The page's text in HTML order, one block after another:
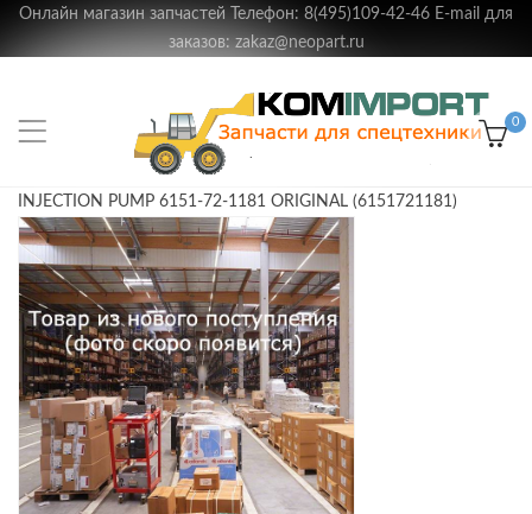
Онлайн магазин запчастей Телефон: 8(495)109-42-46 E-mail для
заказов: zakaz@neopart.ru
0
INJECTION PUMP 6151-72-1181 ORIGINAL (6151721181)